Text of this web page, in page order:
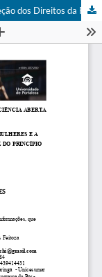
A Participação Política das Mulheres e a Proteção dos Direitos da Personalidade à Luz do Princípio da Dignidade da Pessoa Humana